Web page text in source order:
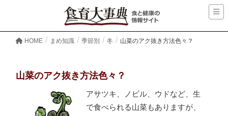
HOME まめ知識 季節別 冬 山菜のアク抜き方法色々？
山菜のアク抜き方法色々？
アサツキ、ノビル、ウドなど、生
で食べられる山菜もありますが、